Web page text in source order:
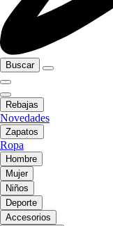
Buscar
Rebajas
Novedades
Zapatos
Ropa
Hombre
Mujer
Niños
Deporte
Accesorios